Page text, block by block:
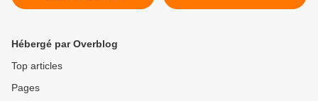
Hébergé par Overblog
Top articles
Pages